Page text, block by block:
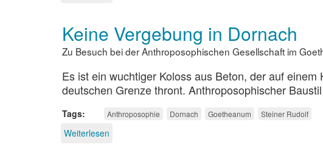
Jahrsiebt
im
Waldorfland
Keine Vergebung in Dornach
Zu Besuch bei der Anthroposophischen Gesellschaft im
Es ist ein wuchtiger Koloss aus Beton, der auf
deutschen Grenze thront. Anthroposophischer
Tags Anthroposophie Dornach Goetheanum Steiner Rudolf
Weiterlesen